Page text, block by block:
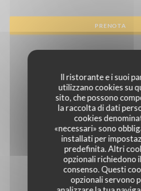
Il ristorante e i suoi
utilizzano cookies su
sito, che possono
la raccolta di dati
cookies
«necessari» sono
installati per
predefinita. Altri
opzionali richiedono
consenso. Questi
opzionali servono
PRENOTA